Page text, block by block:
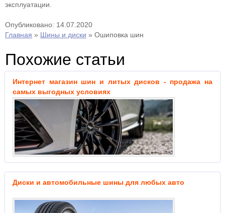
эксплуатации.
Опубликовано: 14.07.2020
Главная » Шины и диски » Ошиповка шин
Похожие статьи
Интернет магазин шин и литых дисков - продажа на
самых выгодных условиях
Диски и автомобильные шины для любых авто